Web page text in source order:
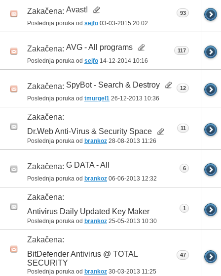
Zakačena: Avast!
Poslednja poruka od sejfo 03-03-2015 20:02
93
Zakačena: AVG - All programs
Poslednja poruka od sejfo 14-12-2014 10:16
117
Zakačena: SpyBot - Search & Destroy
Poslednja poruka od tmurgel1 26-12-2013 10:36
12
Zakačena:
Dr.Web Anti-Virus & Security Space
Poslednja poruka od brankoz 28-08-2013 11:26
11
Zakačena: G DATA - All
Poslednja poruka od brankoz 06-06-2013 12:32
6
Zakačena:
Antivirus Daily Updated Key Maker
Poslednja poruka od brankoz 25-05-2013 10:30
1
Zakačena:
BitDefender Antivirus @ TOTAL
SECURITY
Poslednja poruka od brankoz 30-03-2013 11:25
47